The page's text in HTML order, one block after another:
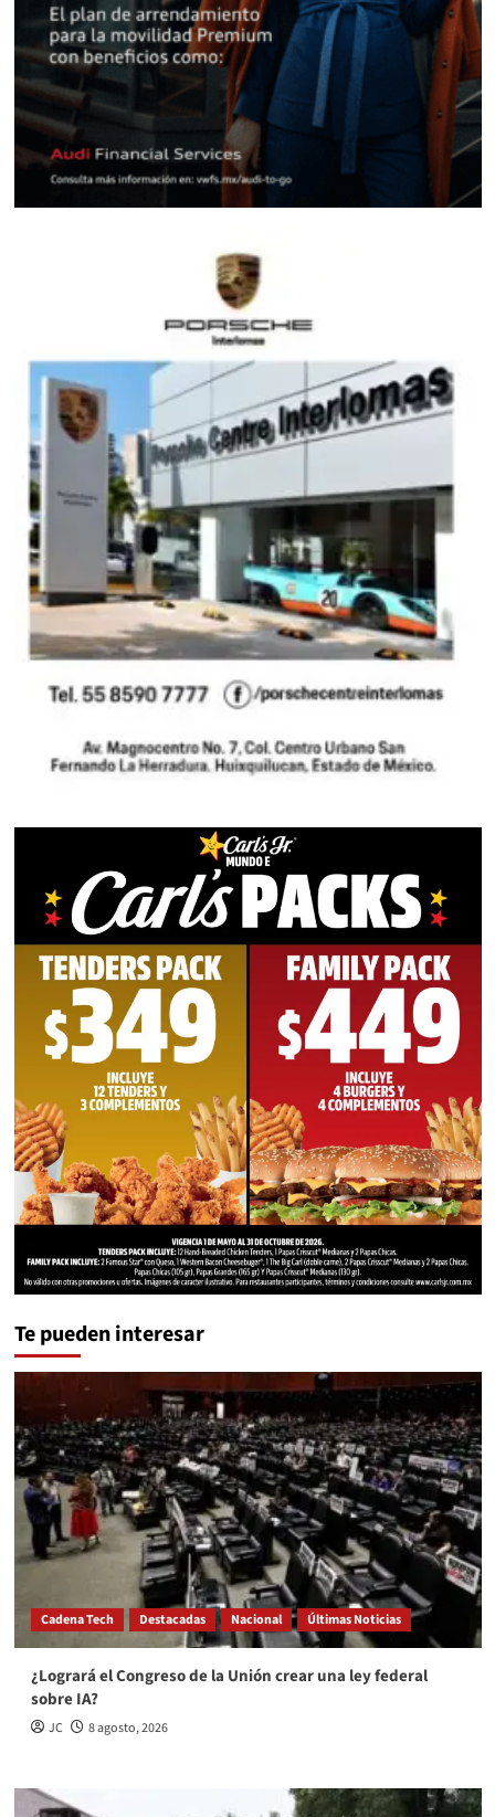
Te pueden interesar
Cadena Tech Destacadas Nacional Últimas Noticias
¿Logrará el Congreso de la Unión crear una ley federal
sobre IA?
JC 8 agosto, 2026